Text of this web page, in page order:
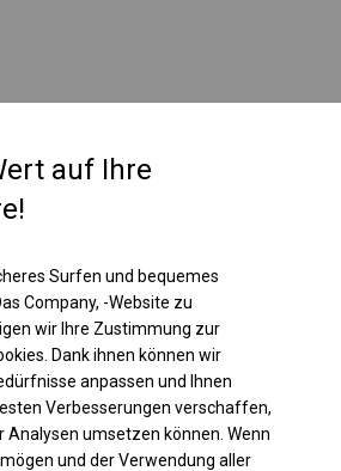
Moskitonetz. Über jedem Fenster befindet
und fest verschlossen werden kann und
Schnee oder Staub schützt.
ansehen
Plane ändern
auf Ihre
Surfen und bequemes
Company, -Website zu
wir Ihre Zustimmung zur
Dank ihnen können wir
anpassen und Ihnen
Verbesserungen verschaffen,
Analysen umsetzen können. Wenn
und der Verwendung aller